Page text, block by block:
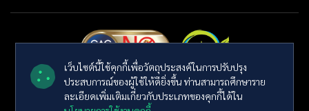
เว็บไซต์นี้ใช้คุกกี้เพื่อวัตถุประสงค์ในการปรับปรุง
ประสบการณ์ของผู้ใช้ให้ดียิ่งขึ้น ท่านสามารถศึกษาราย
ละเอียดเพิ่มเติมเกี่ยวกับประเภทของคุกกี้ได้ใน
© ลิขสิทธิ์ พ.ศ. 2569 บริษัท เอ็นอาร์ อินสแตนท์ โปรดิวซ์ จำกัด (มหาชน)